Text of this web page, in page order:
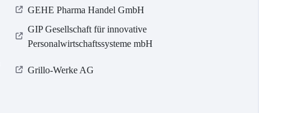
GEHE Pharma Handel GmbH
GIP Gesellschaft für innovative
Personalwirtschaftssysteme mbH
Grillo-Werke AG